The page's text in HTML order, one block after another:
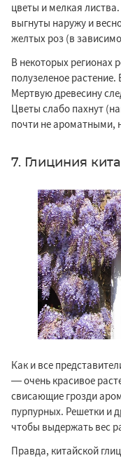
цветы и мелкая
выгнуты наружу и
желтых роз (в
В некоторых регионах
полузеленое
Мертвую древесину
Цветы слабо пахнут
почти не ароматными,
7. Глициния
Как и все
— очень красивое
свисающие грозди
пурпурных. Решетки и
чтобы выдержать вес
Правда, китайской